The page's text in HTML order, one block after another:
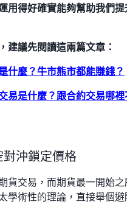
用得好確實能夠幫助我們提
建議先閱讀這兩篇文章：
什麼？牛市熊市都能賺錢？
易是什麼？跟合約交易哪裡
對沖鎖定價格
貨交易，而期貨最一開始之
學術性的理論，直接舉個避